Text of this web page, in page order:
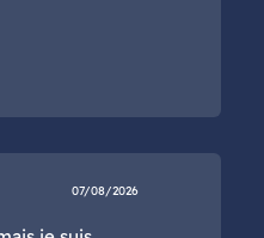
07/08/2026